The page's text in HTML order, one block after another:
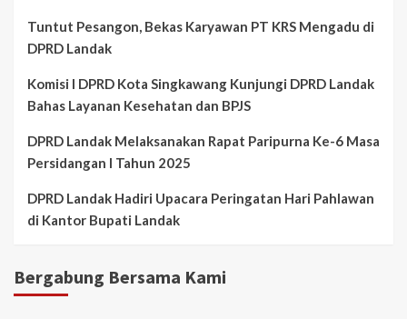
Tuntut Pesangon, Bekas Karyawan PT KRS Mengadu di
DPRD Landak
Komisi I DPRD Kota Singkawang Kunjungi DPRD Landak
Bahas Layanan Kesehatan dan BPJS
DPRD Landak Melaksanakan Rapat Paripurna Ke-6 Masa
Persidangan I Tahun 2025
DPRD Landak Hadiri Upacara Peringatan Hari Pahlawan
di Kantor Bupati Landak
Bergabung Bersama Kami